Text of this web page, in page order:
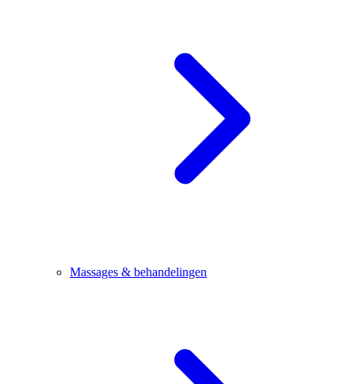
Massages & behandelingen